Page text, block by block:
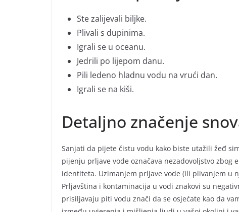
Ste zalijevali biljke.
Plivali s dupinima.
Igrali se u oceanu.
Jedrili po lijepom danu.
Pili ledeno hladnu vodu na vrući dan.
Igrali se na kiši.
Detaljno značenje
Sanjati da pijete čistu vodu kako biste utažili žeđ
pijenju prljave vode označava nezadovoljstvo zbog
identiteta. Uzimanjem prljave vode (ili plivanjem u
Prljavština i kontaminacija u vodi znakovi su
prisiljavaju piti vodu znači da se osjećate kao da